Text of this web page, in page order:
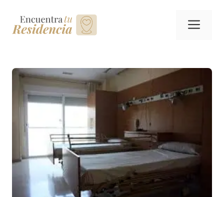
contenido